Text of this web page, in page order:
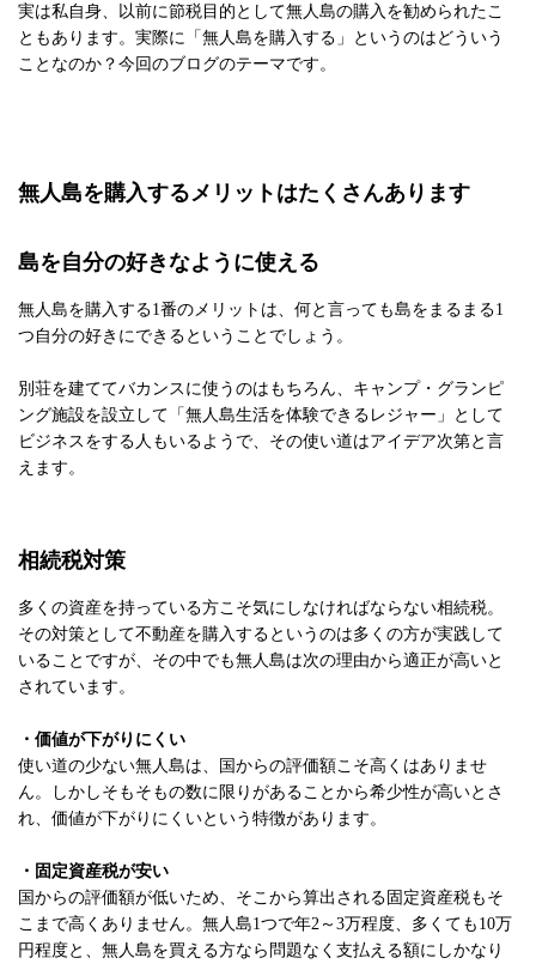
実は私自身、以前に節税目的として無人島の購入を勧められたこ
ともあります。実際に「無人島を購入する」というのはどういう
ことなのか？今回のブログのテーマです。
無人島を購入するメリットはたくさんあります
島を自分の好きなように使える
無人島を購入する1番のメリットは、何と言っても島をまるまる1
つ自分の好きにできるということでしょう。
別荘を建ててバカンスに使うのはもちろん、キャンプ・グランピ
ング施設を設立して「無人島生活を体験できるレジャー」として
ビジネスをする人もいるようで、その使い道はアイデア次第と言
えます。
相続税対策
多くの資産を持っている方こそ気にしなければならない相続税。
その対策として不動産を購入するというのは多くの方が実践して
いることですが、その中でも無人島は次の理由から適正が高いと
されています。
・価値が下がりにくい
使い道の少ない無人島は、国からの評価額こそ高くはありませ
ん。しかしそもそもの数に限りがあることから希少性が高いとさ
れ、価値が下がりにくいという特徴があります。
・固定資産税が安い
国からの評価額が低いため、そこから算出される固定資産税もそ
こまで高くありません。無人島1つで年2～3万程度、多くても10万
円程度と、無人島を買える方なら問題なく支払える額にしかなり